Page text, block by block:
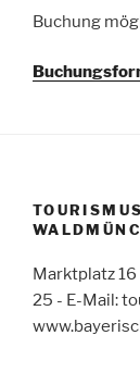
Buchung
Marktplatz
25 - E-Mail: